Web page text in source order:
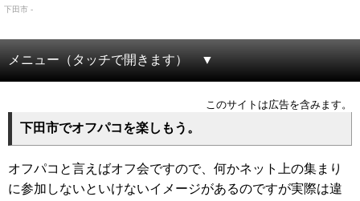
下田市 -
メニュー（タッチで開きます）
このサイトは広告を含みます。
下田市でオフパコを楽しもう。
オフパコと言えばオフ会ですので、何かネット上の集まり
に参加しないといけないイメージがあるのですが実際は違